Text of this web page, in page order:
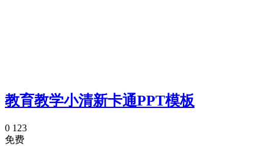
教育教学小清新卡通PPT模板
0 123
免费